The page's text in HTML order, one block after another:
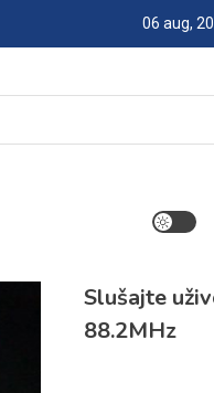
06 aug,
Slušajte
88.2MHz